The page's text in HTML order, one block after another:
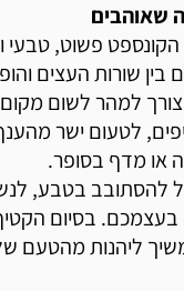
שאוהבים
פשוט, טבעי
שורות העצים
למהר לשום
לטעום ישר
או מדף בסופר.
בטבע,
בסיום
ליהנות מהטעם